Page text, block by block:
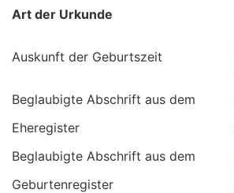
Art der Urkunde
Auskunft der Geburtszeit
Beglaubigte Abschrift aus dem
Eheregister
Beglaubigte Abschrift aus dem
Geburtenregister